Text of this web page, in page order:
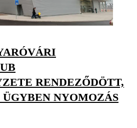
RENDEZŐDÖTT,
NYOMOZÁS